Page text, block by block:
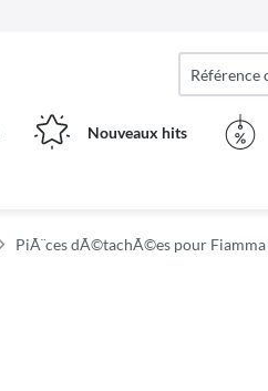
Nouveaux hits
PiÃ¨ces dÃ©tachÃ©es pour